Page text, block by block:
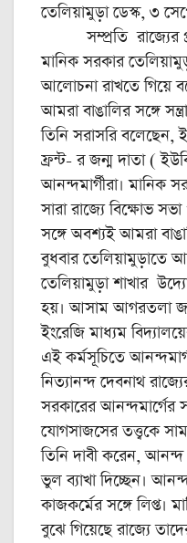
তেলিয়ামুড়া ডেস্ক, ৩
সম্প্রতি রাজ্যের
মানিক সরকার
আলোচনা রাখতে গিয়ে
আমরা বাঙালির সঙ্গে
তিনি সরাসরি বলেছেন,
ফ্রন্ট- র জন্ম দাতা (
আনন্দমার্গীরা। মানিক
সারা রাজ্যে বিক্ষোভ
সঙ্গে অবশ্যই আমরা
বুধবার তেলিয়ামুড়াতে
তেলিয়ামুড়া শাখার
হয়। আসাম আগরতলা
ইংরেজি মাধ্যম
এই কর্মসূচিতে
নিত্যানন্দ দেবনাথ
সরকারের আনন্দমার্গের
যোগসাজসের তত্ত্বকে
তিনি দাবী করেন, আনন্দ
ভুল ব্যাখা দিচ্ছেন।
কাজকর্মের সঙ্গে
বুঝে গিয়েছে রাজ্যে